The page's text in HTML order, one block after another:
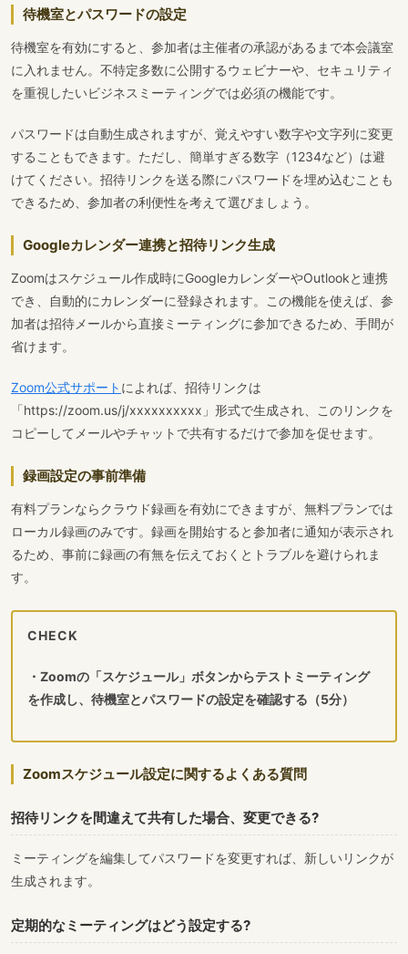
待機室とパスワードの設定
待機室を有効にすると、参加者は主催者の承認があるまで本会議室
に入れません。不特定多数に公開するウェビナーや、セキュリティ
を重視したいビジネスミーティングでは必須の機能です。
パスワードは自動生成されますが、覚えやすい数字や文字列に変更
することもできます。ただし、簡単すぎる数字（1234など）は避
けてください。招待リンクを送る際にパスワードを埋め込むことも
できるため、参加者の利便性を考えて選びましょう。
Googleカレンダー連携と招待リンク生成
Zoomはスケジュール作成時にGoogleカレンダーやOutlookと連携
でき、自動的にカレンダーに登録されます。この機能を使えば、参
加者は招待メールから直接ミーティングに参加できるため、手間が
省けます。
Zoom公式サポート によれば、招待リンクは
「https://zoom.us/j/xxxxxxxxxx」形式で生成され、このリンクを
コピーしてメールやチャットで共有するだけで参加を促せます。
録画設定の事前準備
有料プランならクラウド録画を有効にできますが、無料プランでは
ローカル録画のみです。録画を開始すると参加者に通知が表示され
るため、事前に録画の有無を伝えておくとトラブルを避けられま
す。
CHECK
・Zoomの「スケジュール」ボタンからテストミーティング
を作成し、待機室とパスワードの設定を確認する（5分）
Zoomスケジュール設定に関するよくある質問
招待リンクを間違えて共有した場合、変更できる?
ミーティングを編集してパスワードを変更すれば、新しいリンクが
生成されます。
定期的なミーティングはどう設定する?